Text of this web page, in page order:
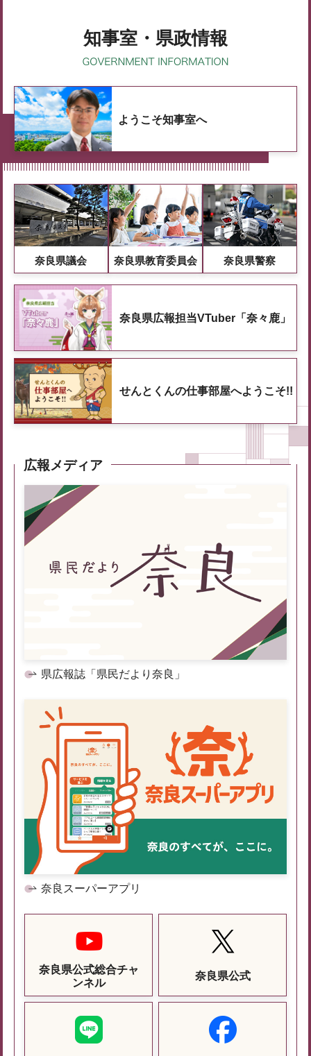
知事室・県政情報
ようこそ知事室へ
奈良県議会 奈良県教育委員会 奈良県警察
奈良県広報担当VTuber「奈々鹿」
せんとくんの仕事部屋へようこそ!!
広報メディア
県広報誌「県民だより奈良」
奈良スーパーアプリ
奈良県公式総合チャ
ンネル
奈良県公式